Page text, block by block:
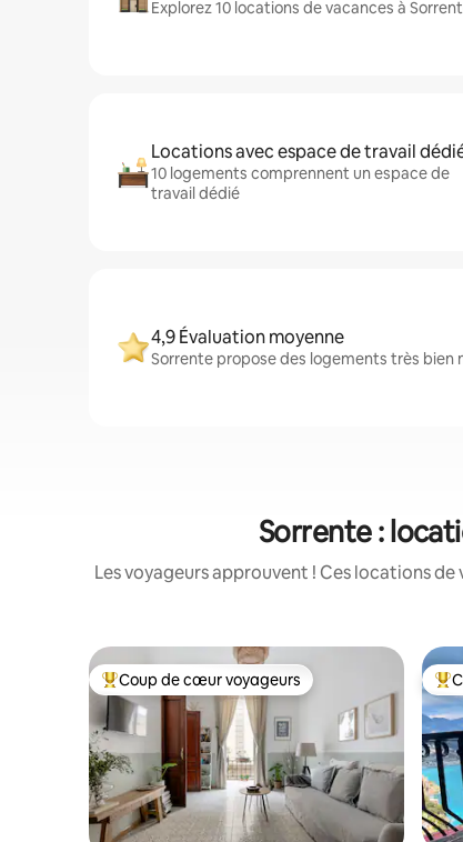
Explorez 10 locations de vacances à
Locations avec espace de travail
10 logements comprennent un espace de
travail dédié
4,9 Évaluation moyenne
Sorrente propose des logements très bien
Sorrente :
Les voyageurs approuvent ! Ces locations
Coups de cœur voyageurs les plus appréciés
Coup de cœur voyageurs